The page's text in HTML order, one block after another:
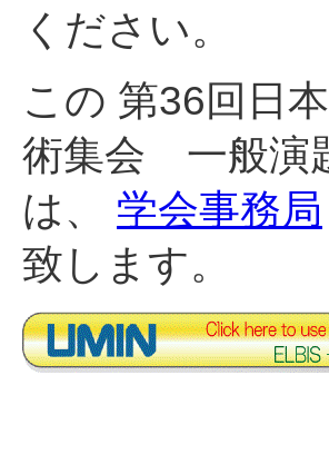
ください。
この 第36回日
術集会 一般演
は、 学会事務局
致します。